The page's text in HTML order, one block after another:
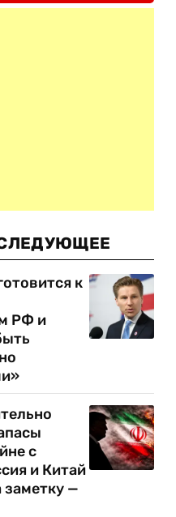
к
РФ и
с
и Китай
заметку —